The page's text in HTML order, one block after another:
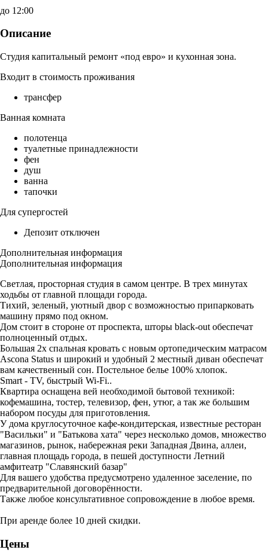
до 12:00
Описание
Студия капитальный ремонт «под евро» и кухонная зона.
Входит в стоимость проживания
трансфер
Ванная комната
полотенца
туалетные принадлежности
фен
душ
ванна
тапочки
Для супергостей
Депозит отключен
Дополнительная информация
Дополнительная информация
Светлая, просторная студия в самом центре. В трех минутах
ходьбы от главной площади города.
Тихий, зеленый, уютный двор с возможностью припарковать
машину прямо под окном.
Дом стоит в стороне от проспекта, шторы black-out обеспечат
полноценный отдых.
Большая 2х спальная кровать с новым ортопедическим матрасом
Ascona Status и широкий и удобный 2 местный диван обеспечат
вам качественный сон. Постельное белье 100% хлопок.
Smart - TV, быстрый Wi-Fi..
Квартира оснащена вей необходимой бытовой техникой:
кофемашина, тостер, телевизор, фен, утюг, а так же большим
набором посуды для приготовления.
У дома круглосуточное кафе-кондитерская, известные ресторан
"Васильки" и "Батькова хата" через несколько домов, множество
магазинов, рынок, набережная реки Западная Двина, аллеи,
главная площадь города, в пешей доступности Летний
амфитеатр "Славянский базар"
Для вашего удобства предусмотрено удаленное заселение, по
предварительной договорённости.
Также любое консультативное сопровождение в любое время.
При аренде более 10 дней скидки.
Цены